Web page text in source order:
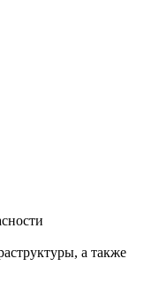
а также